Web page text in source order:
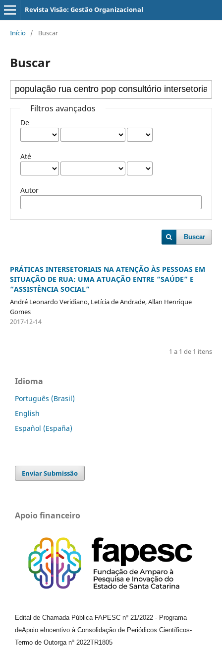
Revista Visão: Gestão Organizacional
Início / Buscar
Buscar
Filtros avançados
De
Até
Autor
Buscar
PRÁTICAS INTERSETORIAIS NA ATENÇÃO ÀS PESSOAS EM
SITUAÇÃO DE RUA: UMA ATUAÇÃO ENTRE “SAÚDE” E
“ASSISTÊNCIA SOCIAL”
André Leonardo Veridiano, Letícia de Andrade, Allan Henrique
Gomes
2017-12-14
1 a 1 de 1 itens
Idioma
Português (Brasil)
English
Español (España)
Enviar Submissão
Apoio financeiro
Edital de Chamada Pública FAPESC nº 21/2022 - Programa
deApoio e Incentivo à Consolidação de Periódicos Científicos-
Termo de Outorga nº 2022TR1805